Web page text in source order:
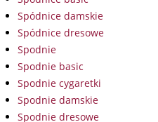
Spódnice damskie
Spódnice dresowe
Spodnie
Spodnie basic
Spodnie cygaretki
Spodnie damskie
Spodnie dresowe